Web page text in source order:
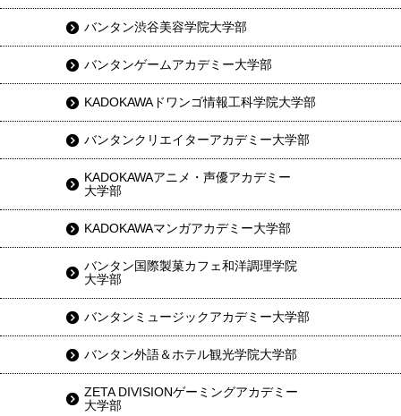
バンタン渋谷美容学院大学部
バンタンゲームアカデミー大学部
KADOKAWAドワンゴ情報工科学院大学部
バンタンクリエイターアカデミー大学部
KADOKAWAアニメ・声優アカデミー
大学部
KADOKAWAマンガアカデミー大学部
バンタン国際製菓カフェ和洋調理学院
大学部
バンタンミュージックアカデミー大学部
バンタン外語＆ホテル観光学院大学部
ZETA DIVISIONゲーミングアカデミー
大学部